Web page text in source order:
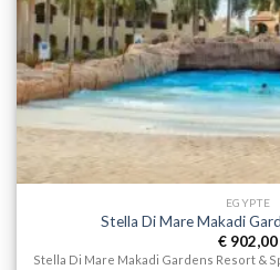
EGYPTE
Stella Di Mare Makadi
€ 902,00
Stella Di Mare Makadi Gardens Resort &